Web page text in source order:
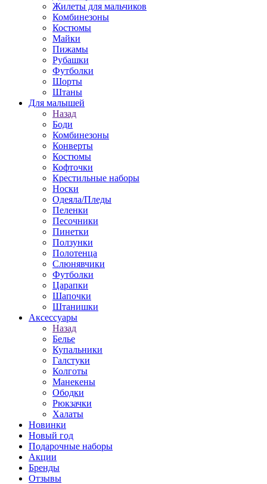
Жилеты для мальчиков
Комбинезоны
Костюмы
Майки
Пижамы
Рубашки
Футболки
Шорты
Штаны
Для малышей
Назад
Боди
Комбинезоны
Конверты
Костюмы
Кофточки
Крестильные наборы
Носки
Одеяла/Пледы
Пеленки
Песочники
Пинетки
Ползунки
Полотенца
Слюнявчики
Футболки
Царапки
Шапочки
Штанишки
Аксессуары
Назад
Белье
Купальники
Галстуки
Колготы
Манекены
Ободки
Рюкзачки
Халаты
Новинки
Новый год
Подарочные наборы
Акции
Бренды
Отзывы